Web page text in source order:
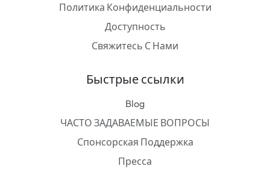
Политика Конфиденциальности
Доступность
Свяжитесь С Нами
Быстрые ссылки
Blog
ЧАСТО ЗАДАВАЕМЫЕ ВОПРОСЫ
Спонсорская Поддержка
Пресса